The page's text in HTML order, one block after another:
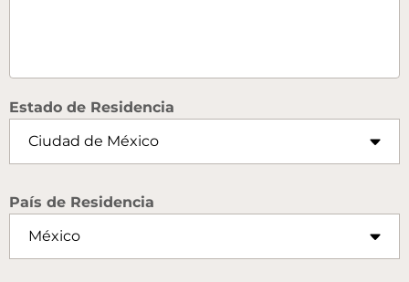
Estado de Residencia
País de Residencia